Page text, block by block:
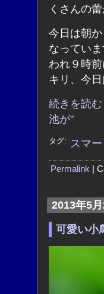
くさんの
今日は朝
なってい
われ９時
キリ、今
続きを読
池が"
タグ: スマ
Permalink |
2013年5
可愛い小